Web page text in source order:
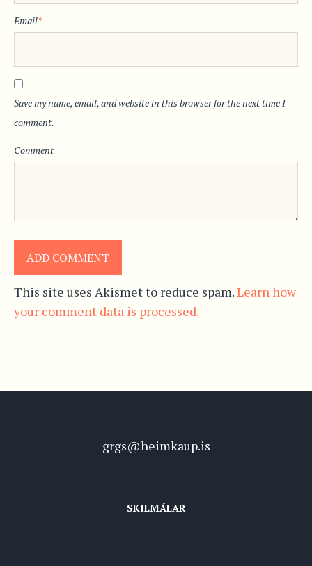
Email*
Save my name, email, and website in this browser for the next time I
comment.
Comment
This site uses Akismet to reduce spam.Learn how
your comment data is processed.
grgs@heimkaup.is
SKILMÁLAR